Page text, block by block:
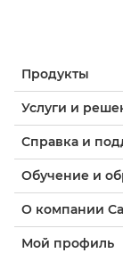
Продукты
Услуги и
Справка и
Обучение и
О компании
Мой профиль